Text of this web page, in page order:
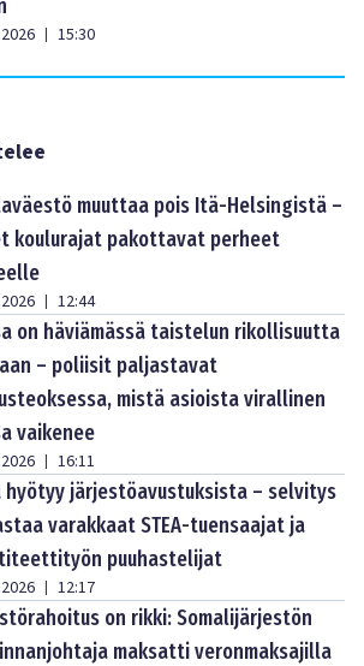
| 15:30
muuttaa pois Itä-Helsingistä –
koulurajat pakottavat perheet
| 12:44
on häviämässä taistelun rikollisuutta
– poliisit paljastavat
mistä asioista virallinen
vaikenee
| 16:11
hyötyy järjestöavustuksista – selvitys
varakkaat STEA-tuensaajat ja
puuhastelijat
| 12:17
on rikki: Somalijärjestön
maksatti veronmaksajilla